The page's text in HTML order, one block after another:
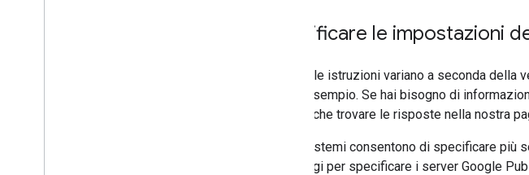
Modificare le impostazioni
Poiché le istruzioni variano a seconda
come esempio. Se hai bisogno di
Puoi anche trovare le risposte nella nostra
Molti sistemi consentono di specificare più
passaggi per specificare i server Google